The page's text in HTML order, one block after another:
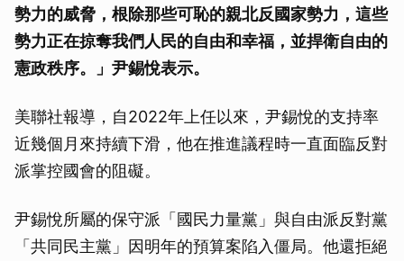
勢力的威脅，根除那些可恥的親北反國家勢力，這些
勢力正在掠奪我們人民的自由和幸福，並捍衛自由的
憲政秩序。」尹錫悅表示。
美聯社報導，自2022年上任以來，尹錫悅的支持率
近幾個月來持續下滑，他在推進議程時一直面臨反對
派掌控國會的阻礙。
尹錫悅所屬的保守派「國民力量黨」與自由派反對黨
「共同民主黨」因明年的預算案陷入僵局。他還拒絕